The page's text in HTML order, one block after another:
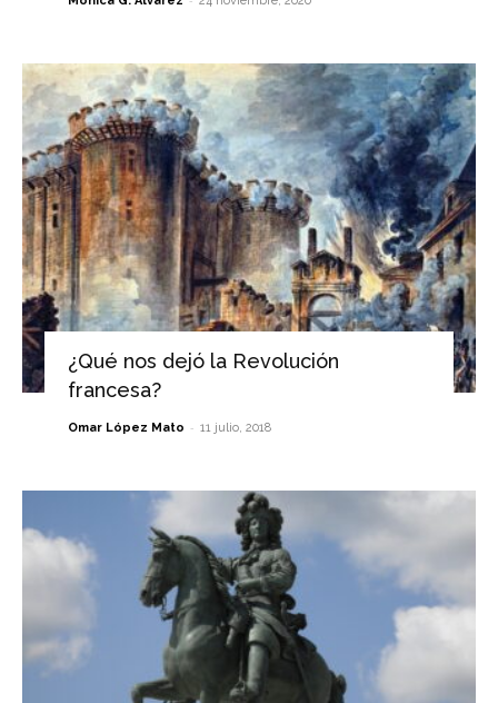
¿Qué nos dejó la Revolución
francesa?
Omar López Mato - 11 julio, 2018